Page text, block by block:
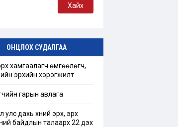
ОНЦЛОХ СУДАЛГАА
хамгаалагч өмгөөлөгч,
эрхийн хэрэгжилт
гарын авлага
улс дахь хүний эрх, эрх
байдлын талаарх 22 дэх